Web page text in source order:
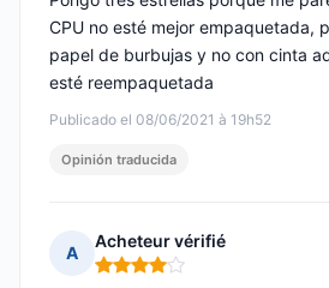
Publicado el 08/06/2021 à 19h52
CPU no esté mejor empaquetada,
papel de burbujas y no con cinta
esté reempaquetada
Opinión traducida
A
Acheteur vérifié
Nota: 4 de 5